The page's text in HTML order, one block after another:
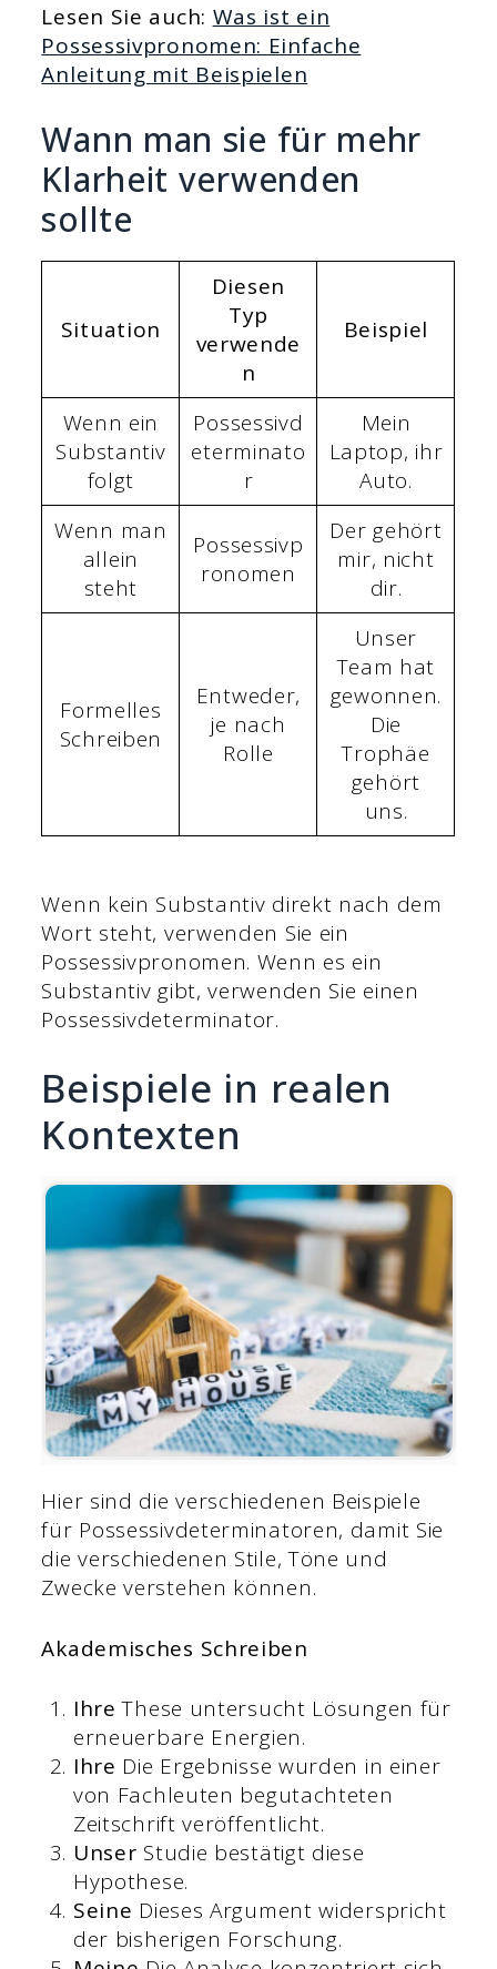
Lesen Sie auch: Was ist ein
Possessivpronomen: Einfache
Anleitung mit Beispielen
Wann man sie für mehr
Klarheit verwenden
sollte
Situation
Diesen
Typ
verwende
n
Beispiel
Wenn ein
Substantiv
folgt
Possessivd
eterminato
r
Mein
Laptop, ihr
Auto.
Wenn man
allein
steht
Possessivp
ronomen
Der gehört
mir, nicht
dir.
Formelles
Schreiben
Entweder,
je nach
Rolle
Unser
Team hat
gewonnen.
Die
Trophäe
gehört
uns.
Wenn kein Substantiv direkt nach dem
Wort steht, verwenden Sie ein
Possessivpronomen. Wenn es ein
Substantiv gibt, verwenden Sie einen
Possessivdeterminator.
Beispiele in realen
Kontexten
Hier sind die verschiedenen Beispiele
für Possessivdeterminatoren, damit Sie
die verschiedenen Stile, Töne und
Zwecke verstehen können.
Akademisches Schreiben
Ihre These untersucht Lösungen für
erneuerbare Energien.
Ihre Die Ergebnisse wurden in einer
von Fachleuten begutachteten
Zeitschrift veröffentlicht.
Unser Studie bestätigt diese
Hypothese.
Seine Dieses Argument widerspricht
der bisherigen Forschung.